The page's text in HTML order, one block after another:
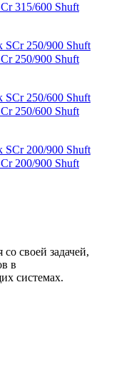
315/600 Shuft
250/900 Shuft
250/600 Shuft
200/900 Shuft
своей задачей,
в
системах.